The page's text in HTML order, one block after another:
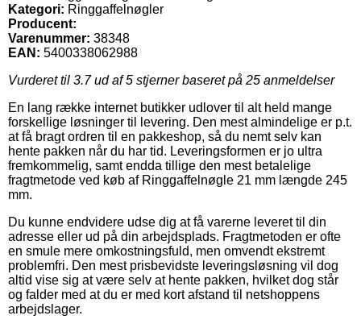
Kategori: Ringgaffelnøgler
Producent:
Varenummer: 38348
EAN: 5400338062988
Vurderet til 3.7ud af 5 stjerner baseret på 25 anmeldelser
En lang række internet butikker udlover til alt held mange
forskellige løsninger til levering. Den mest almindelige er p.t.
at få bragt ordren til en pakkeshop, så du nemt selv kan
hente pakken når du har tid. Leveringsformen er jo ultra
fremkommelig, samt endda tillige den mest betalelige
fragtmetode ved køb af Ringgaffelnøgle 21 mm længde 245
mm.
Du kunne endvidere udse dig at få varerne leveret til din
adresse eller ud på din arbejdsplads. Fragtmetoden er ofte
en smule mere omkostningsfuld, men omvendt ekstremt
problemfri. Den mest prisbevidste leveringsløsning vil dog
altid vise sig at være selv at hente pakken, hvilket dog står
og falder med at du er med kort afstand til netshoppens
arbejdslager.